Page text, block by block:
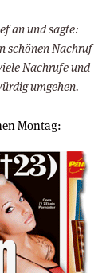
an und sagte:
schönen Nachruf
Nachrufe und
umgehen.
Montag: